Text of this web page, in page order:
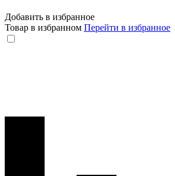
Добавить в избранное
Товар в избранном Перейти в избранное